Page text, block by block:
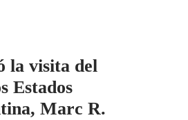
la visita del
Estados
Marc R.